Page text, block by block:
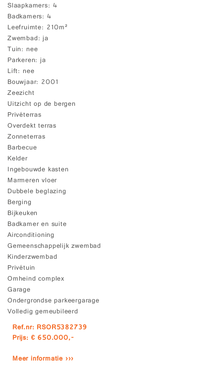
Slaapkamers 4
Badkamers 4
Leefruimte 210m²
Zwembad ja
Tuin nee
Parkeren ja
Lift nee
Bouwjaar 2001
Zeezicht
Uitzicht op de bergen
Privéterras
Overdekt terras
Zonneterras
Barbecue
Kelder
Ingebouwde kasten
Marmeren vloer
Dubbele beglazing
Berging
Bijkeuken
Badkamer en suite
Airconditioning
Gemeenschappelijk zwembad
Kinderzwembad
Privétuin
Omheind complex
Garage
Ondergrondse parkeergarage
Volledig gemeubileerd
Ref.nr: RSOR5382739
Prijs: € 650.000,-
Meer informatie ›››